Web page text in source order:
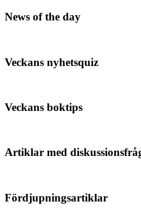
News of the day
Veckans nyhetsquiz
Veckans boktips
Artiklar med
Fördjupningsartiklar